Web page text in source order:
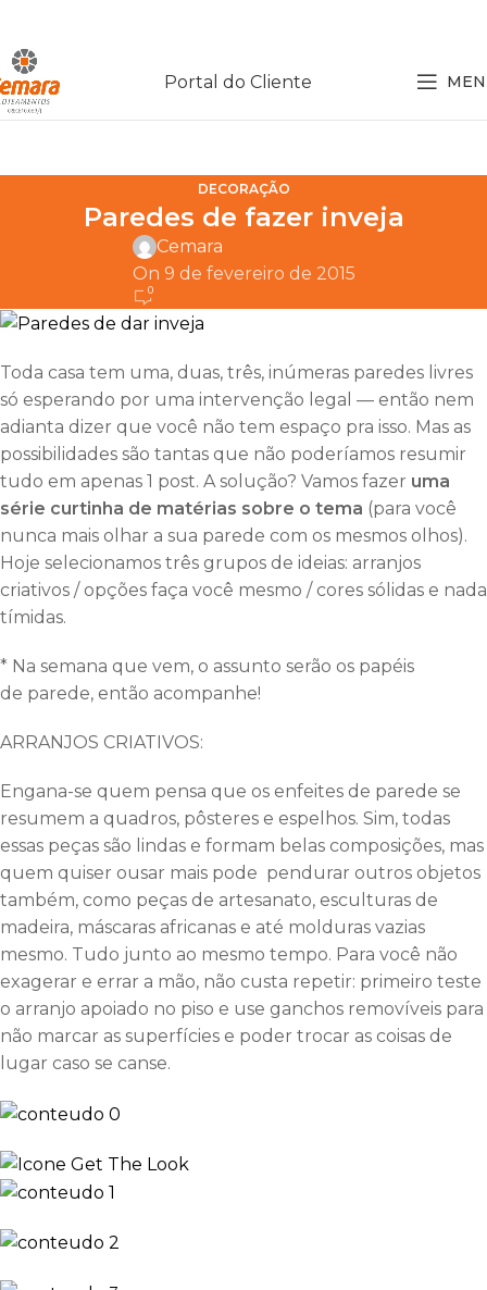
Portal do Cliente
DECORAÇÃO
Paredes de fazer inveja
Cemara
On 9 de fevereiro de 2015
0
Toda casa tem uma, duas, três, inúmeras paredes livres
só esperando por uma intervenção legal — então nem
adianta dizer que você não tem espaço pra isso. Mas as
possibilidades são tantas que não poderíamos resumir
tudo em apenas 1 post. A solução? Vamos fazer uma
série curtinha de matérias sobre o tema (para você
nunca mais olhar a sua parede com os mesmos olhos).
Hoje selecionamos três grupos de ideias: arranjos
criativos / opções faça você mesmo / cores sólidas e nada
tímidas.
* Na semana que vem, o assunto serão os papéis
de parede, então acompanhe!
ARRANJOS CRIATIVOS:
Engana-se quem pensa que os enfeites de parede se
resumem a quadros, pôsteres e espelhos. Sim, todas
essas peças são lindas e formam belas composições, mas
quem quiser ousar mais pode pendurar outros objetos
também, como peças de artesanato, esculturas de
madeira, máscaras africanas e até molduras vazias
mesmo. Tudo junto ao mesmo tempo. Para você não
exagerar e errar a mão, não custa repetir: primeiro teste
o arranjo apoiado no piso e use ganchos removíveis para
não marcar as superfícies e poder trocar as coisas de
lugar caso se canse.